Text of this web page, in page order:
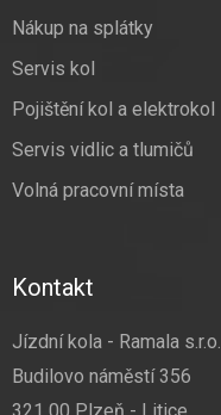
Nákup na splátky
Servis kol
Pojištění kol a elektrokol
Servis vidlic a tlumičů
Volná pracovní místa
Kontakt
Jízdní kola - Ramala s.r.o.
Budilovo náměstí 356